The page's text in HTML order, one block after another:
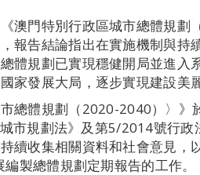
澳門特別行政區城市總體規
報告結論指出在實施機制與持
體規劃已實現穩健開局並進入
家發展大局，逐步實現建設美
市總體規劃（2020-2040）〉
市規劃法》及第5/2014號行政
續收集相關資料和社會意見，
製總體規劃定期報告的工作。